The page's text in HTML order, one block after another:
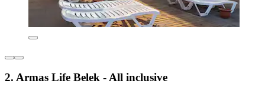
2. Armas Life Belek - All inclusive